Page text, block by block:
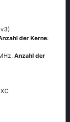
der Kerne:
Anzahl der